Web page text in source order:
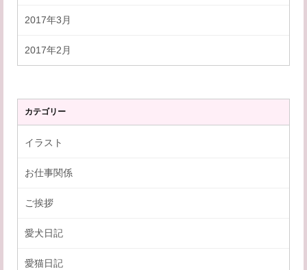
2017年3月
2017年2月
カテゴリー
イラスト
お仕事関係
ご挨拶
愛犬日記
愛猫日記